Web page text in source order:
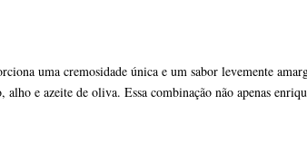
uma cremosidade única e um sabor levemente
e azeite de oliva. Essa combinação não apenas